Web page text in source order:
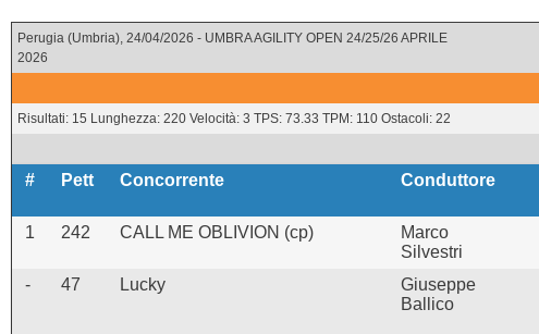
Perugia (Umbria), 24/04/2026 - UMBRA AGILITY OPEN 24/25/26 APRILE
2026
Risultati: 15 Lunghezza: 220 Velocità: 3 TPS: 73.33 TPM: 110 Ostacoli: 22
# Pett Concorrente Conduttore
1 242 CALL ME OBLIVION (cp)
Marco
Silvestri
- 47 Lucky
Giuseppe
Ballico